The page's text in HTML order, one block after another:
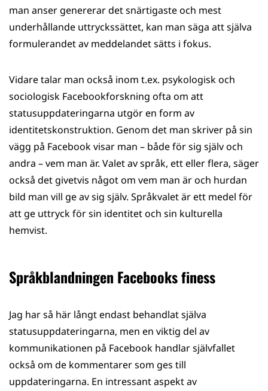
man anser genererar det snärtigaste och mest
underhållande uttryckssättet, kan man säga att själva
formulerandet av meddelandet sätts i fokus.
Vidare talar man också inom t.ex. psykologisk och
sociologisk Facebookforskning ofta om att
statusuppdateringarna utgör en form av
identitetskonstruktion. Genom det man skriver på sin
vägg på Facebook visar man – både för sig själv och
andra – vem man är. Valet av språk, ett eller flera, säger
också det givetvis något om vem man är och hurdan
bild man vill ge av sig själv. Språkvalet är ett medel för
att ge uttryck för sin identitet och sin kulturella
hemvist.
Språkblandningen Facebooks finess
Jag har så här långt endast behandlat själva
statusuppdateringarna, men en viktig del av
kommunikationen på Facebook handlar självfallet
också om de kommentarer som ges till
uppdateringarna. En intressant aspekt av